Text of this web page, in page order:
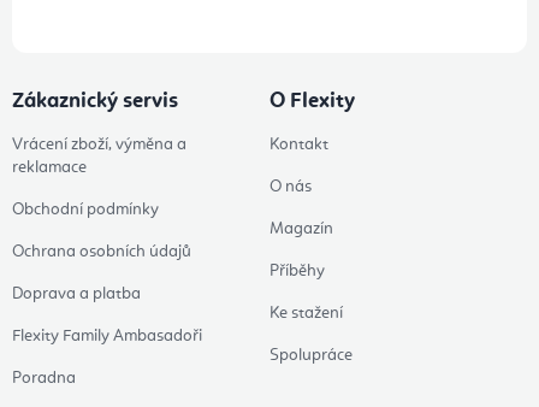
Zákaznický servis
Vrácení zboží, výměna a
reklamace
Obchodní podmínky
Ochrana osobních údajů
Doprava a platba
Flexity Family Ambasadoři
Poradna
O Flexity
Kontakt
O nás
Magazín
Příběhy
Ke stažení
Spolupráce